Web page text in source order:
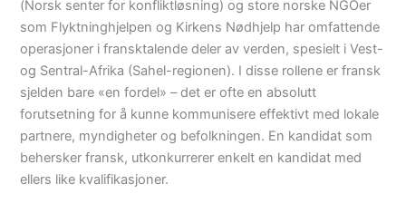
(Norsk senter for konfliktløsning) og store norske NGOer
som Flyktninghjelpen og Kirkens Nødhjelp har omfattende
operasjoner i fransktalende deler av verden, spesielt i Vest-
og Sentral-Afrika (Sahel-regionen). I disse rollene er fransk
sjelden bare «en fordel» – det er ofte en absolutt
forutsetning for å kunne kommunisere effektivt med lokale
partnere, myndigheter og befolkningen. En kandidat som
behersker fransk, utkonkurrerer enkelt en kandidat med
ellers like kvalifikasjoner.